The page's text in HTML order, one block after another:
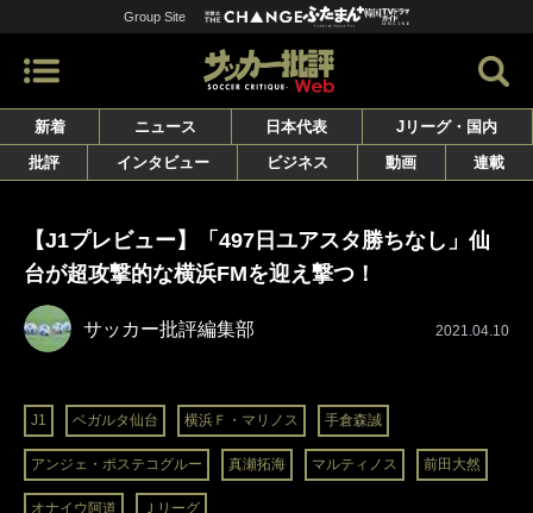
Group Site
新着 ニュース 日本代表
Jリーグ・国内
批評
インタビュー ビジネス 動画 連載
【J1プレビュー】「497日ユアスタ勝ちなし」仙
台が超攻撃的な横浜FMを迎え撃つ！
サッカー批評編集部 2021.04.10
J1 ベガルタ仙台 横浜Ｆ・マリノス 手倉森誠
アンジェ・ポステコグルー 真瀬拓海 マルティノス 前田大然
オナイウ阿道 Ｊリーグ